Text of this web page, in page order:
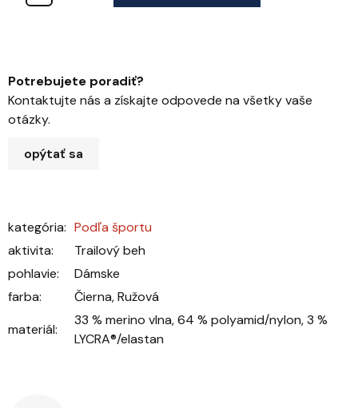
Potrebujete poradiť?
Kontaktujte nás a získajte odpovede na všetky vaše
otázky.
opýtať sa
kategória: Podľa športu
aktivita:
Trailový beh
pohlavie:
Dámske
farba:
Čierna, Ružová
materiál:
33 % merino vlna, 64 % polyamid/nylon, 3 %
LYCRA®/elastan